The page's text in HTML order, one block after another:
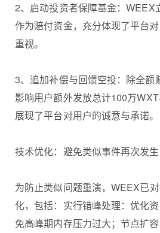
2、启动投资者保障基金：WEEX
作为赔付资金，充分体现了平台
重视。
3、追加补偿与回馈空投：除全额
影响用户额外发放总计100万WXT
展现了平台对用户的诚意与承诺。
技术优化：避免类似事件再次发生
为防止类似问题重演，WEEX已
化，包括：实行错峰处理：优化
免高峰期内存压力过大；节点扩